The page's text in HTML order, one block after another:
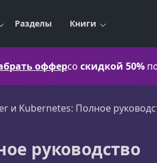
Разделы Книги
офферсо скидкой 50%
и Kubernetes: Полное
руководство